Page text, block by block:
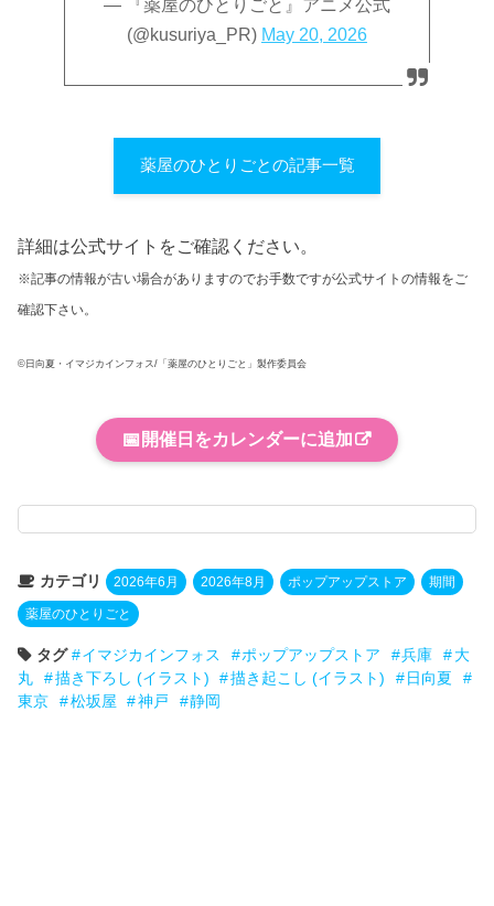
— 『薬屋のひとりごと』アニメ公式
(@kusuriya_PR) May 20, 2026
薬屋のひとりごとの記事一覧
詳細は公式サイトをご確認ください。
※記事の情報が古い場合がありますのでお手数ですが公式サイトの情報をご
確認下さい。
©日向夏・イマジカインフォス/「薬屋のひとりごと」製作委員会
📅 開催日をカレンダーに追加
カテゴリ 2026年6月 2026年8月 ポップアップストア 期間
薬屋のひとりごと
タグ イマジカインフォス ポップアップストア 兵庫
大
丸
描き下ろし (イラスト) 描き起こし (イラスト)
日向夏
東京
松坂屋 神戸 静岡